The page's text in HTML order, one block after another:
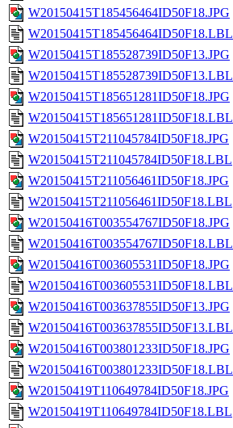
W20150415T185456464ID50F18.JPG
W20150415T185456464ID50F18.LBL
W20150415T185528739ID50F13.JPG
W20150415T185528739ID50F13.LBL
W20150415T185651281ID50F18.JPG
W20150415T185651281ID50F18.LBL
W20150415T211045784ID50F18.JPG
W20150415T211045784ID50F18.LBL
W20150415T211056461ID50F18.JPG
W20150415T211056461ID50F18.LBL
W20150416T003554767ID50F18.JPG
W20150416T003554767ID50F18.LBL
W20150416T003605531ID50F18.JPG
W20150416T003605531ID50F18.LBL
W20150416T003637855ID50F13.JPG
W20150416T003637855ID50F13.LBL
W20150416T003801233ID50F18.JPG
W20150416T003801233ID50F18.LBL
W20150419T110649784ID50F18.JPG
W20150419T110649784ID50F18.LBL